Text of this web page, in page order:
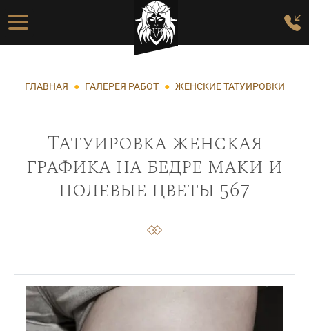
Перейти к основному содержанию
Основная навигация
Строка навигации
ГЛАВНАЯ ГАЛЕРЕЯ РАБОТ ЖЕНСКИЕ ТАТУИРОВКИ
Татуировка женская
графика на бедре маки и
полевые цветы 567